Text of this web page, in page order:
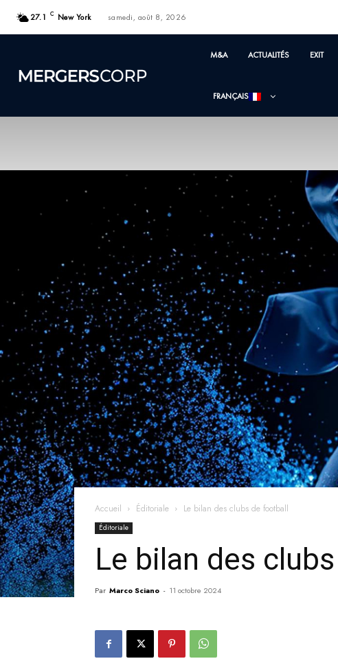
27.1 C New York samedi, août 8, 2026
M&A ACTUALITÉS EXIT
FRANÇAIS
Accueil Éditoriale Le bilan des clubs de football
Éditoriale
Le bilan des
Par Marco Sciano - 11 octobre 2024